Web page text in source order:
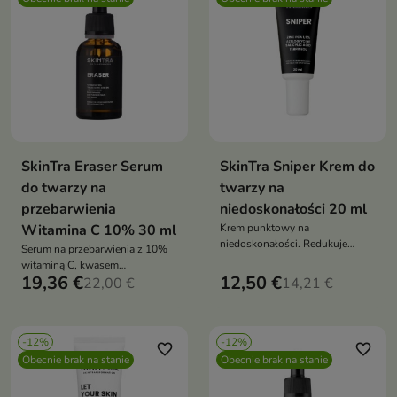
SkinTra Eraser Serum
do twarzy na
przebarwienia
Witamina C 10% 30 ml
Serum na przebarwienia z 10%
witaminą C, kwasem
traneksamowym i
19,36 €22,00 €
SkinTra Sniper Krem do
twarzy na
niedoskonałości 20 ml
Krem punktowy na
niedoskonałości. Redukuje
przesuszania. Działa precyzyjnie
i skutecznie już od 1. użycia
12,50 €14,21 €
-12%
Obecnie brak na stanie
favorite_border
-12%
Obecnie brak na stanie
favorite_border